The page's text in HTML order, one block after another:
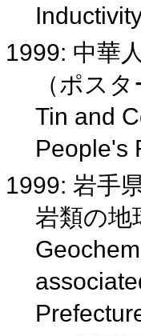
1999: 中華
（ポス
Tin and
People's
1999: 岩手
岩類の地